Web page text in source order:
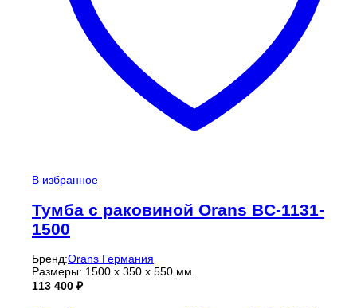
В избранное
Тумба с раковиной Orans BC-1131-
1500
Бренд:Orans Германия
Размеры: 1500 x 350 x 550 мм.
113 400 ₽